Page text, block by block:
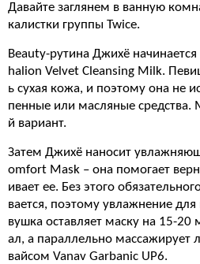
Давайте заглянем в ванную
калистки группы Twice.
Beauty-рутина Джихё
halion Velvet Cleansing Milk.
ь сухая кожа, и поэтому она не
пенные или масляные
й вариант.
Затем Джихё наносит
omfort Mask – она помогает
ивает ее. Без этого
вается, поэтому увлажнение
вушка оставляет маску на 15-20
ал, а параллельно
вайсом Vanav Garbanic UP6.